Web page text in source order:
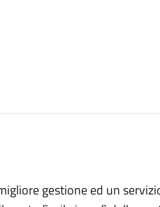
gestione ed un